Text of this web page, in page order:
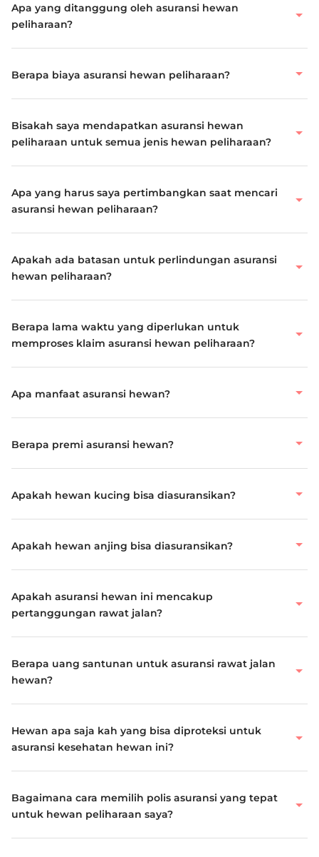
Apa yang ditanggung oleh asuransi hewan
peliharaan?
Berapa biaya asuransi hewan peliharaan?
Bisakah saya mendapatkan asuransi hewan
peliharaan untuk semua jenis hewan peliharaan?
Apa yang harus saya pertimbangkan saat mencari
asuransi hewan peliharaan?
Apakah ada batasan untuk perlindungan asuransi
hewan peliharaan?
Berapa lama waktu yang diperlukan untuk
memproses klaim asuransi hewan peliharaan?
Apa manfaat asuransi hewan?
Berapa premi asuransi hewan?
Apakah hewan kucing bisa diasuransikan?
Apakah hewan anjing bisa diasuransikan?
Apakah asuransi hewan ini mencakup
pertanggungan rawat jalan?
Berapa uang santunan untuk asuransi rawat jalan
hewan?
Hewan apa saja kah yang bisa diproteksi untuk
asuransi kesehatan hewan ini?
Bagaimana cara memilih polis asuransi yang tepat
untuk hewan peliharaan saya?